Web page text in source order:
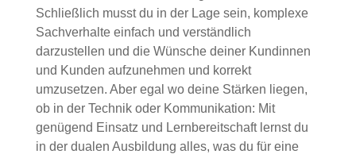
Schließlich musst du in der Lage sein, komplexe
Sachverhalte einfach und verständlich
darzustellen und die Wünsche deiner Kundinnen
und Kunden aufzunehmen und korrekt
umzusetzen. Aber egal wo deine Stärken liegen,
ob in der Technik oder Kommunikation: Mit
genügend Einsatz und Lernbereitschaft lernst du
in der dualen Ausbildung alles, was du für eine